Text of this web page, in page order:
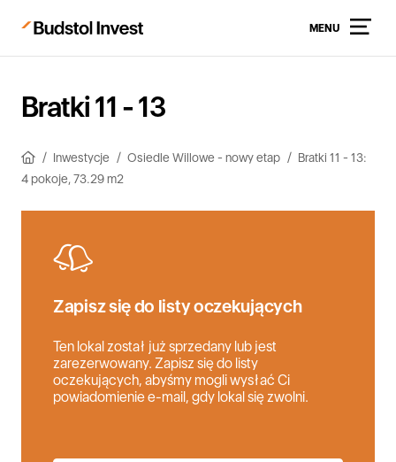
MENU
Bratki 11 - 13
Inwestycje Osiedle Willowe - nowy etap
Bratki 11 - 13:
4 pokoje, 73.29 m2
Zapisz się do listy oczekujących
Ten lokal został już sprzedany lub jest
zarezerwowany. Zapisz się do listy
oczekujących, abyśmy mogli wysłać Ci
powiadomienie e-mail, gdy lokal się zwolni.